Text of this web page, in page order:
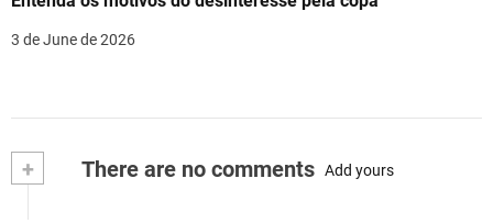
3 de June de 2026
+ There are no comments Add yours